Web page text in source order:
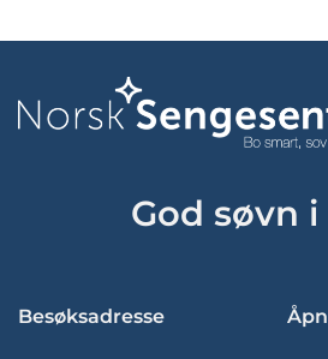
varianter.
Alternativene
på
produktsiden
God søvn
Besøksadresse